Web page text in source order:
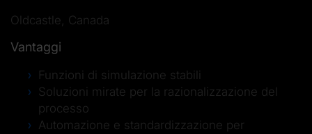
Oldcastle, Canada
Vantaggi
Funzioni di simulazione stabili
Soluzioni mirate per la razionalizzazione del
processo
Automazione e standardizzazione per